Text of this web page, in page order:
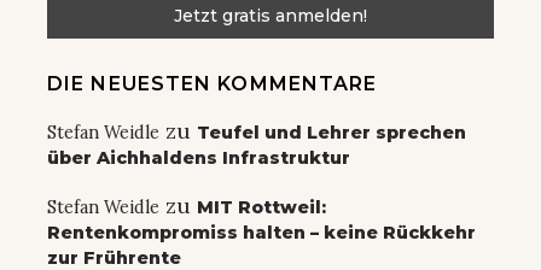
DIE NEUESTEN KOMMENTARE
Stefan Weidle zu Teufel und Lehrer sprechen
über Aichhaldens Infrastruktur
Stefan Weidle zu MIT Rottweil:
Rentenkompromiss halten – keine Rückkehr
zur Frührente